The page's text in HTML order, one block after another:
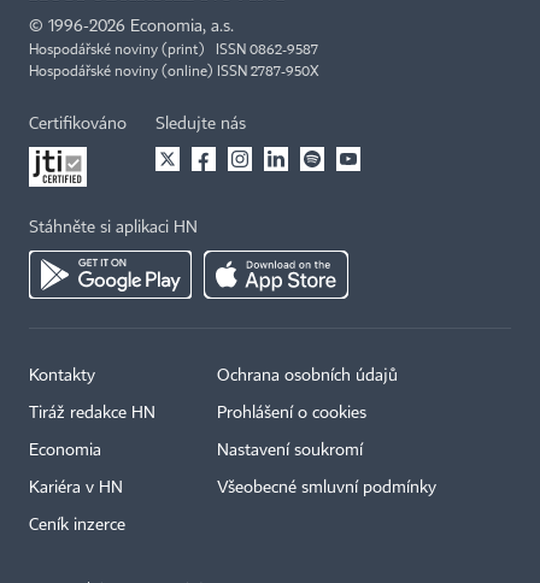
© 1996-2026 Economia, a.s.
Hospodářské noviny (print) ISSN 0862-9587
Hospodářské noviny (online) ISSN 2787-950X
Certifikováno Sledujte nás
Stáhněte si aplikaci HN
Kontakty
Tiráž redakce HN
Economia
Kariéra v HN
Ceník inzerce
Ochrana osobních údajů
Prohlášení o cookies
Nastavení soukromí
Všeobecné smluvní podmínky